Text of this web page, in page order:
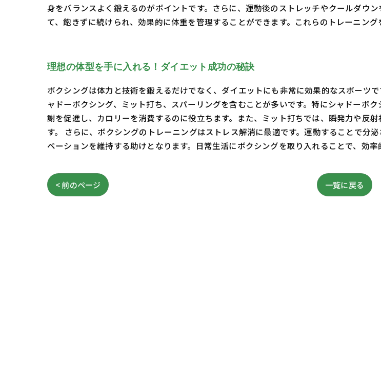
身をバランスよく鍛えるのがポイントです。さらに、運動後のストレッチやクールダウ
て、飽きずに続けられ、効果的に体重を管理することができます。これらのトレーニン
理想の体型を手に入れる！ダイエット成功の秘訣
ボクシングは体力と技術を鍛えるだけでなく、ダイエットにも非常に効果的なスポーツ
ャドーボクシング、ミット打ち、スパーリングを含むことが多いです。特にシャドーボ
謝を促進し、カロリーを消費するのに役立ちます。また、ミット打ちでは、瞬発力や反
す。 さらに、ボクシングのトレーニングはストレス解消に最適です。運動することで分
ベーションを維持する助けとなります。日常生活にボクシングを取り入れることで、効
< 前のページ 一覧に戻る